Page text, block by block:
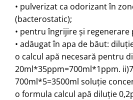
• pulverizat ca odorizant în
(bacterostatic);
• pentru îngrijire şi regenerare
• adăugat în apa de băut:
o calcul apă necesară pentru
20ml*35ppm=700ml*1ppm.
700ml*5=3500ml soluţie
o formula calcul apă diluţie